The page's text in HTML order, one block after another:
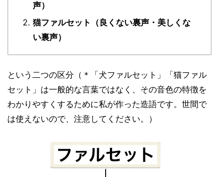
声）
猫ファルセット（良くない裏声・美しくな
い裏声）
という二つの区分（＊「犬ファルセット」「猫ファル
セット」は一般的な言葉ではなく、その音色の特徴を
わかりやすくするために私が作った造語です。世間で
は使えないので、注意してください。）